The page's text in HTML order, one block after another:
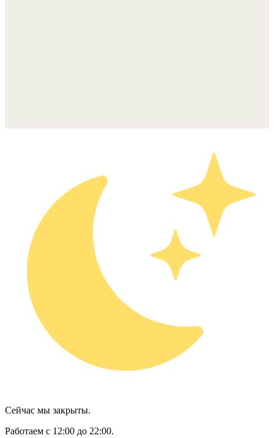
Сейчас мы закрыты.
Работаем с 12:00 до 22:00.